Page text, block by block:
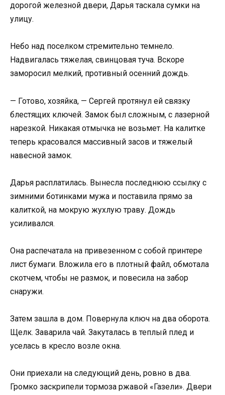
дорогой железной двери, Дарья таскала сумки на
улицу.
Небо над поселком стремительно темнело.
Надвигалась тяжелая, свинцовая туча. Вскоре
заморосил мелкий, противный осенний дождь.
— Готово, хозяйка, — Сергей протянул ей связку
блестящих ключей. Замок был сложным, с лазерной
нарезкой. Никакая отмычка не возьмет. На калитке
теперь красовался массивный засов и тяжелый
навесной замок.
Дарья расплатилась. Вынесла последнюю ссылку с
зимними ботинками мужа и поставила прямо за
калиткой, на мокрую жухлую траву. Дождь
усиливался.
Она распечатала на привезенном с собой принтере
лист бумаги. Вложила его в плотный файл, обмотала
скотчем, чтобы не размок, и повесила на забор
снаружи.
Затем зашла в дом. Повернула ключ на два оборота.
Щелк. Заварила чай. Закуталась в теплый плед и
уселась в кресло возле окна.
Они приехали на следующий день, ровно в два.
Громко заскрипели тормоза ржавой «Газели». Двери